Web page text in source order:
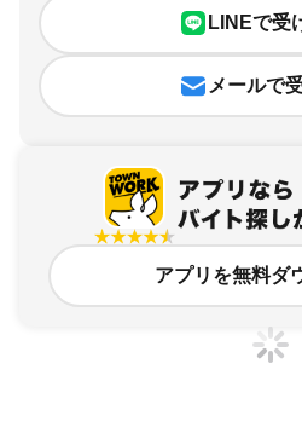
LINEで受
メールで
アプリを無料ダ